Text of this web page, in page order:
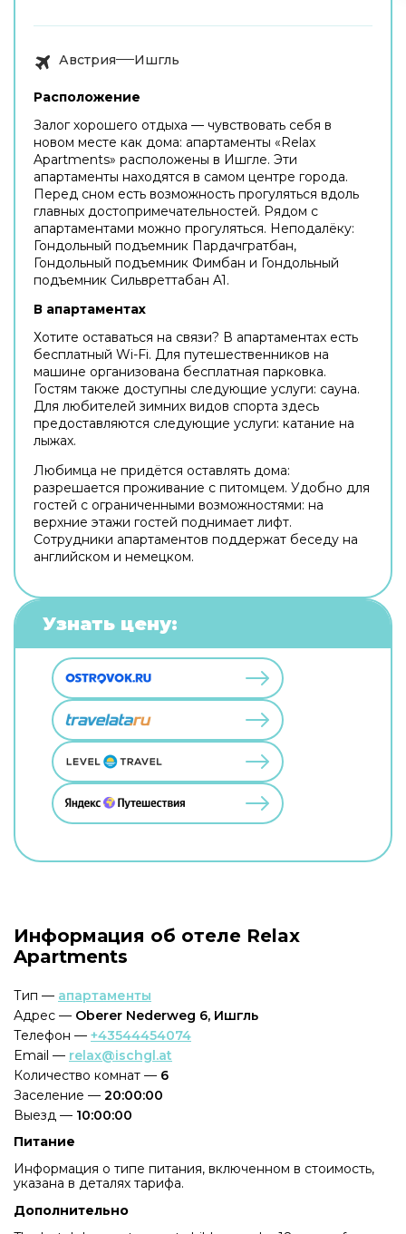
Австрия Ишгль
Расположение
Залог хорошего отдыха — чувствовать себя в
новом месте как дома: апартаменты «Relax
Apartments» расположены в Ишгле. Эти
апартаменты находятся в самом центре города.
Перед сном есть возможность прогуляться вдоль
главных достопримечательностей. Рядом с
апартаментами можно прогуляться. Неподалёку:
Гондольный подъемник Пардачгратбан,
Гондольный подъемник Фимбан и Гондольный
подъемник Сильвреттабан A1.
В апартаментах
Хотите оставаться на связи? В апартаментах есть
бесплатный Wi-Fi. Для путешественников на
машине организована бесплатная парковка.
Гостям также доступны следующие услуги: сауна.
Для любителей зимних видов спорта здесь
предоставляются следующие услуги: катание на
лыжах.
Любимца не придётся оставлять дома:
разрешается проживание с питомцем. Удобно для
гостей с ограниченными возможностями: на
верхние этажи гостей поднимает лифт.
Сотрудники апартаментов поддержат беседу на
английском и немецком.
Узнать цену:
Информация об отеле Relax
Apartments
Тип — апартаменты
Адрес — Oberer Nederweg 6, Ишгль
Телефон — +43544454074
Email — relax@ischgl.at
Количество комнат — 6
Заселение — 20:00:00
Выезд — 10:00:00
Питание
Информация о типе питания, включенном в стоимость,
указана в деталях тарифа.
Дополнительно